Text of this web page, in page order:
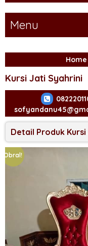
Menu
Home
Kursi Jati Syahrini
Detail Produk
Obral!